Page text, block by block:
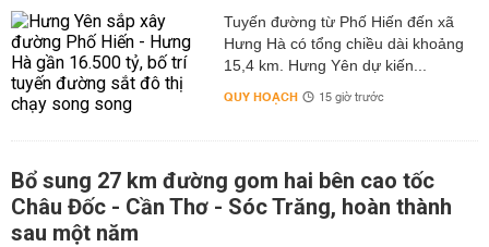
Tuyến đường từ Phố Hiến đến xã
Hưng Hà có tổng chiều dài khoảng
15,4 km. Hưng Yên dự kiến...
QUY HOẠCH 15 giờ trước
Bổ sung 27 km đường gom hai bên cao tốc
Châu Đốc - Cần Thơ - Sóc Trăng, hoàn thành
sau một năm